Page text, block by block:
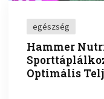
egészség
Hammer
Optimális